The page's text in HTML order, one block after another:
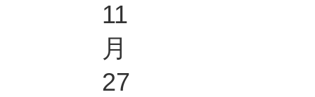
11
月
27